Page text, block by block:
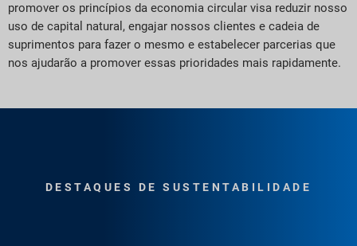
promover os princípios da economia circular visa reduzir nosso
uso de capital natural, engajar nossos clientes e cadeia de
suprimentos para fazer o mesmo e estabelecer parcerias que
nos ajudarão a promover essas prioridades mais rapidamente.
DESTAQUES DE SUSTENTABILIDADE